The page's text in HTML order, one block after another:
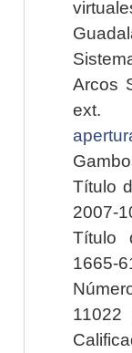
Arcos
Título
2007-
Título
1665-